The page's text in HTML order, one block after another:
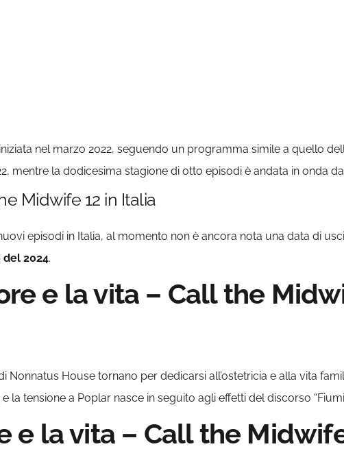
nel marzo 2022, seguendo un programma simile a quello
mentre la dodicesima stagione di otto episodi è andata in onda
Midwife 12 in Italia
episodi in Italia, al momento non è ancora nota una data di
del 2024.
e la vita – Call the
Nonnatus House tornano per dedicarsi all’ostetricia e alla vita
la tensione a Poplar nasce in seguito agli effetti del discorso
e la vita – Call the